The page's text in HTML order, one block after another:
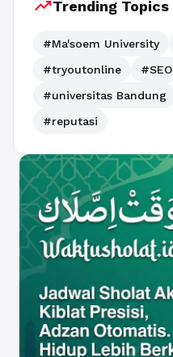
trending_upTrending Topics
#Ma'soem University
#tryoutonline
#SEO
#universitas Bandung
#reputasi